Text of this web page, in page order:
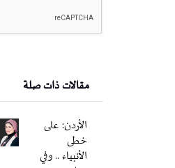
مقالات ذات صلة
الأردن: على
خطى
الأنبياء .. وفي